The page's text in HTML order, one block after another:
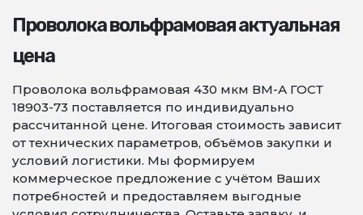
Проволока вольфрамовая актуальная
цена
Проволока вольфрамовая 430 мкм ВМ-А ГОСТ
18903-73 поставляется по индивидуально
рассчитанной цене. Итоговая стоимость зависит
от технических параметров, объёмов закупки и
условий логистики. Мы формируем
коммерческое предложение с учётом Ваших
потребностей и предоставляем выгодные